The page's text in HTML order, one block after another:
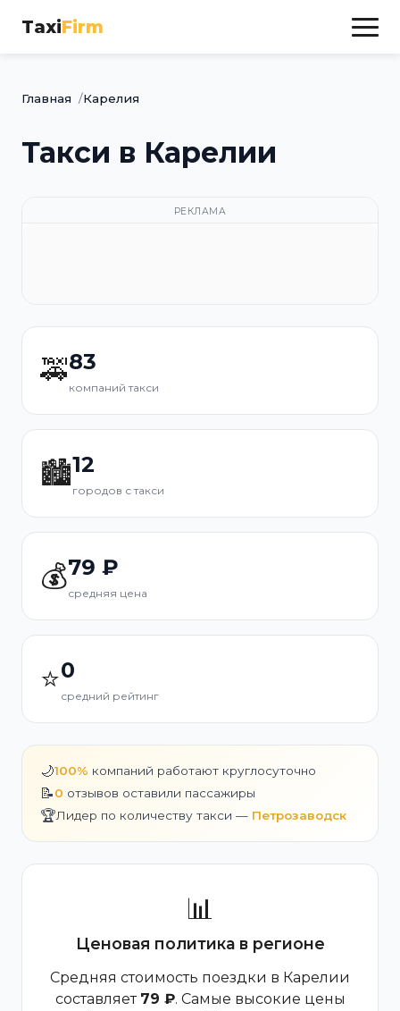
TaxiFirm
Главная Карелия
Такси в Карелии
РЕКЛАМА
🚕83
компаний такси
🏙️12
городов с такси
💰79 ₽
средняя цена
⭐0
средний рейтинг
🌙100% компаний работают круглосуточно
📝0 отзывов оставили пассажиры
🏆Лидер по количеству такси — Петрозаводск
📊
Ценовая политика в регионе
Средняя стоимость поездки в Карелии
составляет 79 ₽. Самые высокие цены